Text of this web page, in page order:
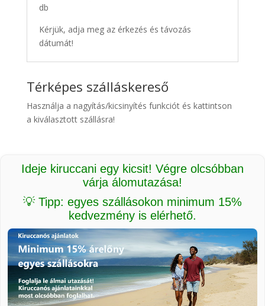
db
Kérjük, adja meg az érkezés és távozás
dátumát!
Térképes szálláskereső
Használja a nagyítás/kicsinyítés funkciót és kattintson
a kiválasztott szállásra!
Ideje kiruccani egy kicsit! Végre olcsóbban
várja álomutazása!
💡 Tipp: egyes szállásokon minimum 15%
kedvezmény is elérhető.